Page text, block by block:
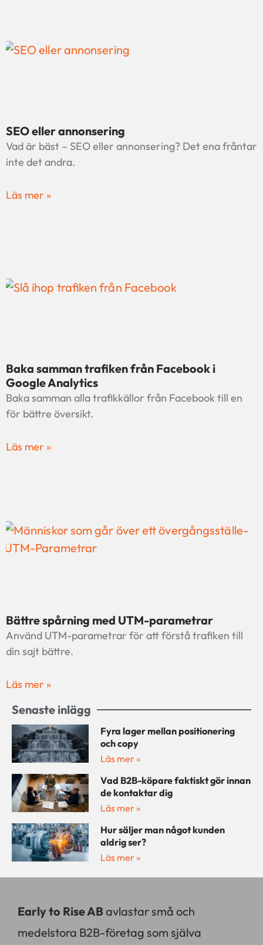
SEO eller annonsering
Vad är bäst – SEO eller annonsering? Det ena fråntar
inte det andra.
Läs mer »
Baka samman trafiken från Facebook i
Google Analytics
Baka samman alla trafikkällor från Facebook till en
för bättre översikt.
Läs mer »
Bättre spårning med UTM-parametrar
Använd UTM-parametrar för att förstå trafiken till
din sajt bättre.
Läs mer »
Senaste inlägg
Fyra lager mellan positionering
och copy
Läs mer »
Vad B2B-köpare faktiskt gör innan
de kontaktar dig
Läs mer »
Hur säljer man något kunden
aldrig ser?
Läs mer »
Early to Rise AB avlastar små och
medelstora B2B-företag som själva